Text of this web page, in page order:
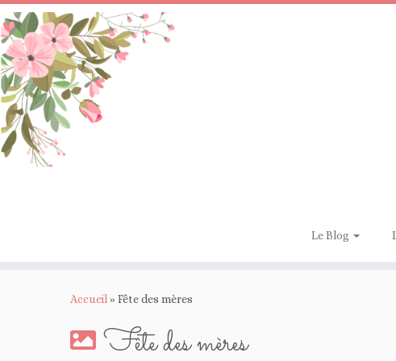
Passer
au
contenu
Le Blog
Accueil » Fête des mères
Fête des mères